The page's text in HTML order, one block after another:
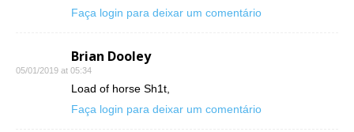
Faça login para deixar um comentário
Brian Dooley
05/01/2019 at 05:34
Load of horse Sh1t,
Faça login para deixar um comentário